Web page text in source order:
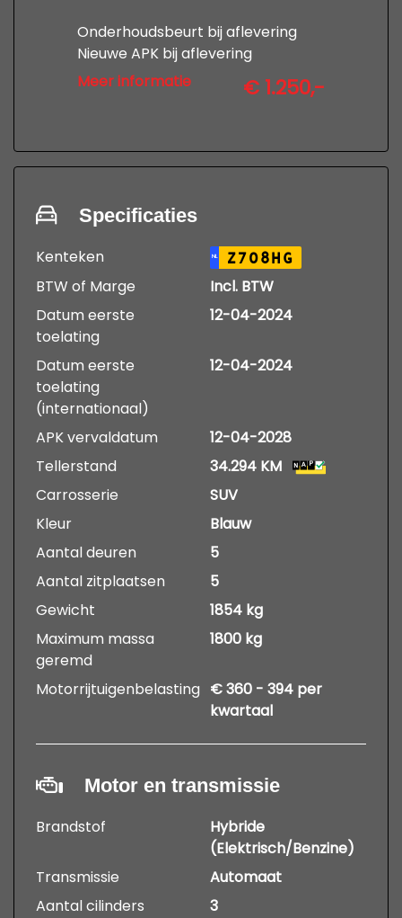
Onderhoudsbeurt bij aflevering
Nieuwe APK bij aflevering
12 maanden uitgebreide garantie
Professionele poetsbeurt en
kijk op www,autobedrijfdevries.nl
Meer informatie € 1.250,-
Specificaties
Kenteken NL Z708HG
BTW of Marge
Incl. BTW
Datum eerste
toelating
12-04-2024
Datum eerste
toelating
(internationaal)
12-04-2024
APK vervaldatum
12-04-2028
Tellerstand
34.294 KM
Carrosserie
SUV
Kleur
Blauw
Aantal deuren
5
Aantal zitplaatsen
5
Gewicht
1854 kg
Maximum massa
geremd
1800 kg
Motorrijtuigenbelasting € 360 - 394 per
kwartaal
Motor en transmissie
Brandstof
Hybride
(Elektrisch/Benzine)
Transmissie
Automaat
Aantal cilinders
3